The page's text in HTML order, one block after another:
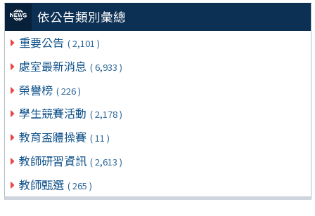
依公告類別彙總
重要公告 ( 2,101 )
處室最新消息 ( 6,933 )
榮譽榜 ( 226 )
學生競賽活動 ( 2,178 )
教育盃體操賽 ( 11 )
教師研習資訊 ( 2,613 )
教師甄選 ( 265 )